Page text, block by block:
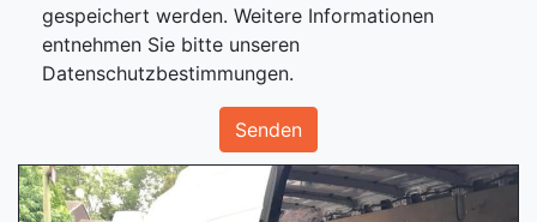
gespeichert werden. Weitere Informationen
entnehmen Sie bitte unseren
Datenschutzbestimmungen.
Senden